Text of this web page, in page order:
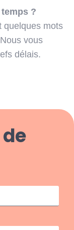
?
quelques mots
vous
délais.